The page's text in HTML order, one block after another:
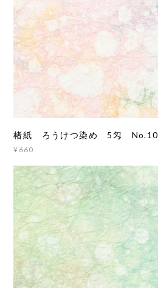
楮紙 ろうけつ染め 5匁 No.10
¥660